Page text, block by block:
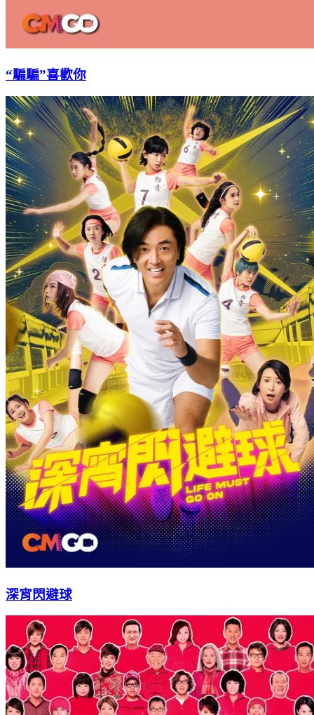
“騙騙”喜歡你
深宵閃避球